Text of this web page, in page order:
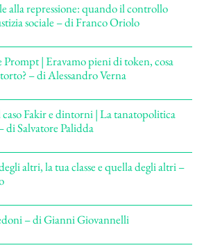
alla repressione: quando il controllo
sociale – di Franco Oriolo
Prompt | Eravamo pieni di token, cosa
– di Alessandro Verna
Fakir e dintorni | La tanatopolitica
di Salvatore Palidda
altri, la tua classe e quella degli altri –
– di Gianni Giovannelli